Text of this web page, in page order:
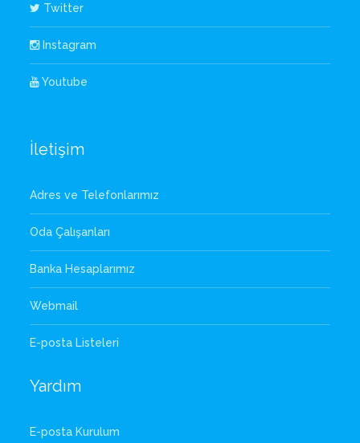
Twitter
Instagram
Youtube
İletişim
Adres ve Telefonlarımız
Oda Çalışanları
Banka Hesaplarımız
Webmail
E-posta Listeleri
Yardım
E-posta Kurulum